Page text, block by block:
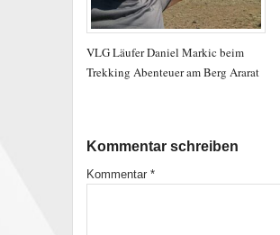
VLG Läufer Daniel Markic beim
Trekking Abenteuer am Berg Ararat
Kommentar schreiben
Kommentar *